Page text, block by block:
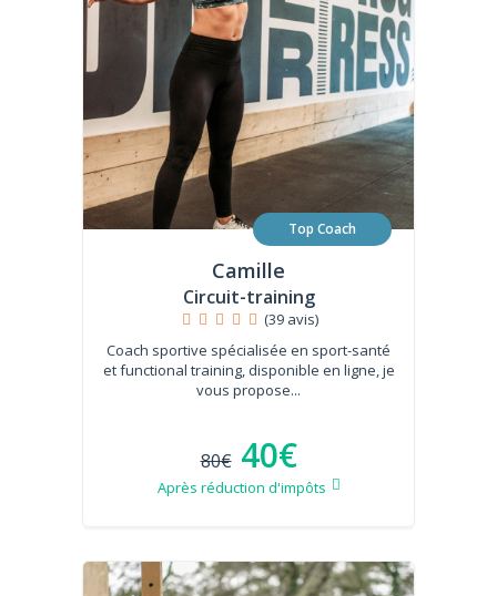
Top Coach
Camille
Circuit-training
(39 avis)
Coach sportive spécialisée en sport-santé
et functional training, disponible en ligne, je
vous propose...
80€ 40€
Après réduction d'impôts